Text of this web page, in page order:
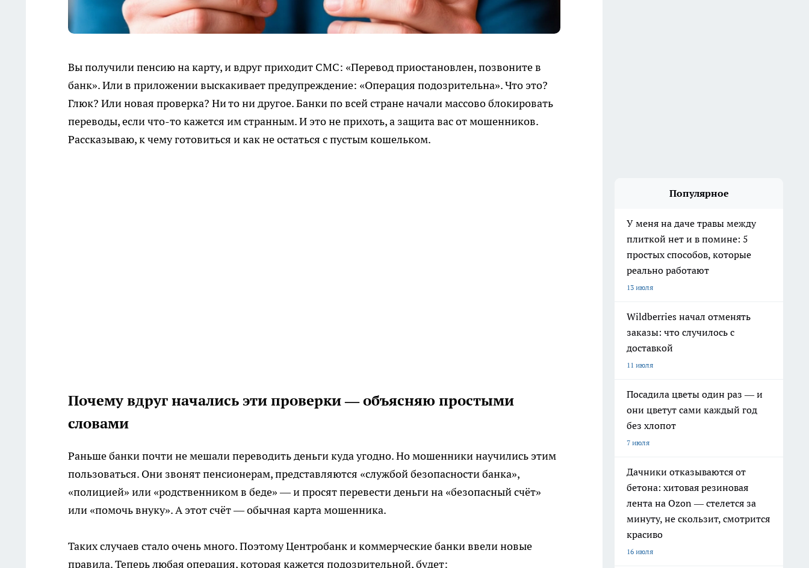
Вы получили пенсию на карту, и вдруг приходит СМС: «Перевод приостановлен, позвоните в
банк». Или в приложении выскакивает предупреждение: «Операция подозрительна». Что это?
Глюк? Или новая проверка? Ни то ни другое. Банки по всей стране начали массово блокировать
переводы, если что-то кажется им странным. И это не прихоть, а защита вас от мошенников.
Рассказываю, к чему готовиться и как не остаться с пустым кошельком.
Почему вдруг начались эти проверки — объясняю простыми
словами
Раньше банки почти не мешали переводить деньги куда угодно. Но мошенники научились этим
пользоваться. Они звонят пенсионерам, представляются «службой безопасности банка»,
«полицией» или «родственником в беде» — и просят перевести деньги на «безопасный счёт»
или «помочь внуку». А этот счёт — обычная карта мошенника.
Таких случаев стало очень много. Поэтому Центробанк и коммерческие банки ввели новые
правила. Теперь любая операция, которая кажется подозрительной, будет:
Популярное
У меня на даче травы между
плиткой нет и в помине: 5
простых способов, которые
реально работают
13 июля
Wildberries начал отменять
заказы: что случилось с
доставкой
11 июля
Посадила цветы один раз — и
они цветут сами каждый год
без хлопот
7 июля
Дачники отказываются от
бетона: хитовая резиновая
лента на Ozon — стелется за
минуту, не скользит, смотрится
красиво
16 июля